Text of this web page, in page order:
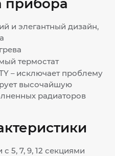
прибора
и элегантный дизайн,
термостат
– исключает проблему
высочайшую
радиаторов
5, 7, 9, 12 секциями